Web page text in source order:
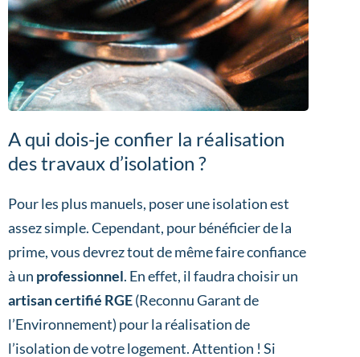
A qui dois-je confier la réalisation
des travaux d’isolation ?
Pour les plus manuels, poser une isolation est
assez simple. Cependant, pour bénéficier de la
prime, vous devrez tout de même faire confiance
à un professionnel. En effet, il faudra choisir un
artisan certifié RGE(Reconnu Garant de
l’Environnement) pour la réalisation de
l’isolation de votre logement. Attention ! Si